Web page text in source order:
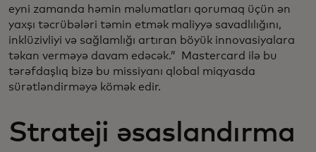
eyni zamanda həmin məlumatları qorumaq üçün ən
yaxşı təcrübələri təmin etmək maliyyə savadlılığını,
inklüzivliyi və sağlamlığı artıran böyük innovasiyalara
təkan verməyə davam edəcək.” Mastercard ilə bu
tərəfdaşlıq bizə bu missiyanı qlobal miqyasda
sürətləndirməyə kömək edir.
Strateji əsaslandırma